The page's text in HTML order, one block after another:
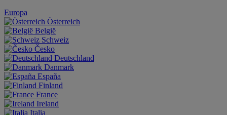
Europa
Österreich
België
Schweiz
Česko
Deutschland
Danmark
España
Finland
France
Ireland
Italia